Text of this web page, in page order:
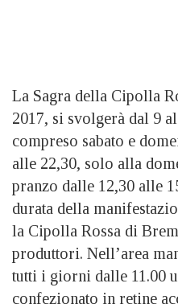
La Sagra della Cipolla
2017, si svolgerà dal 9
compreso sabato e
alle 22,30, solo alla
pranzo dalle 12,30 alle
durata della
la Cipolla Rossa di
produttori. Nell’area
tutti i giorni dalle 11.00
confezionato in retine